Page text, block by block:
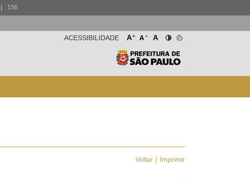
| 156
A+ A- A
ACESSIBILIDADE
Voltar Imprimir